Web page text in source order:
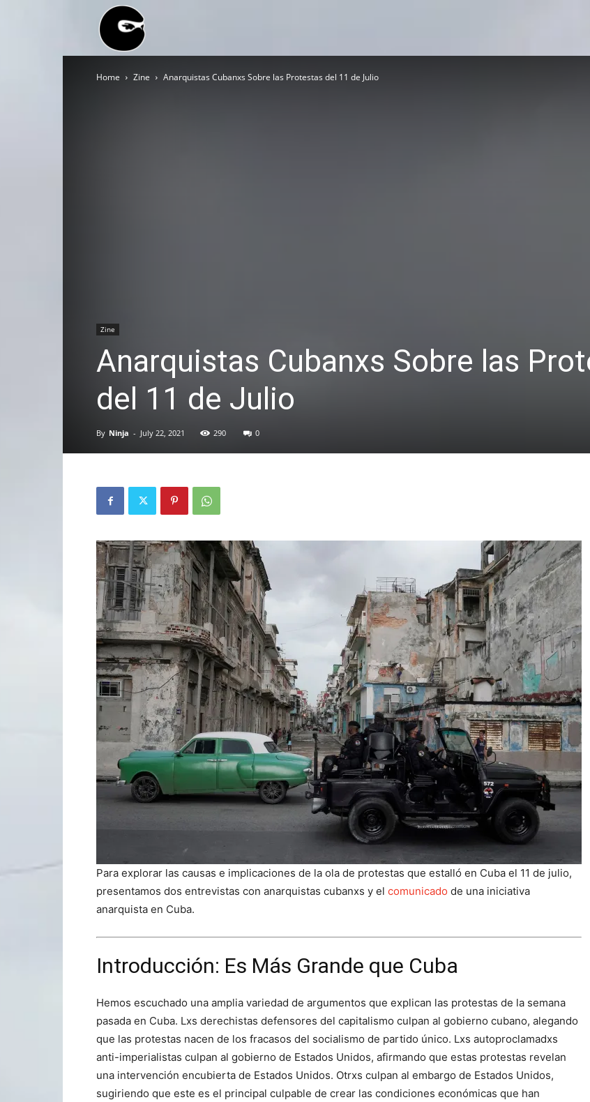
BLOC
Home Zine Anarquistas Cubanxs Sobre las Protestas del 11 de Julio
Zine
Anarquistas Cubanxs Sobre las
del 11 de Julio
By Ninja - July 22, 2021 290 0
Para explorar las causas e implicaciones de la ola de protestas que estalló en Cuba el 11 de julio,
presentamos dos entrevistas con anarquistas cubanxs y el comunicado de una iniciativa
anarquista en Cuba.
Introducción: Es Más Grande que Cuba
Hemos escuchado una amplia variedad de argumentos que explican las protestas de la semana
pasada en Cuba. Lxs derechistas defensores del capitalismo culpan al gobierno cubano, alegando
que las protestas nacen de los fracasos del socialismo de partido único. Lxs autoproclamadxs
anti-imperialistas culpan al gobierno de Estados Unidos, afirmando que estas protestas revelan
una intervención encubierta de Estados Unidos. Otrxs culpan al embargo de Estados Unidos,
sugiriendo que este es el principal culpable de crear las condiciones económicas que han